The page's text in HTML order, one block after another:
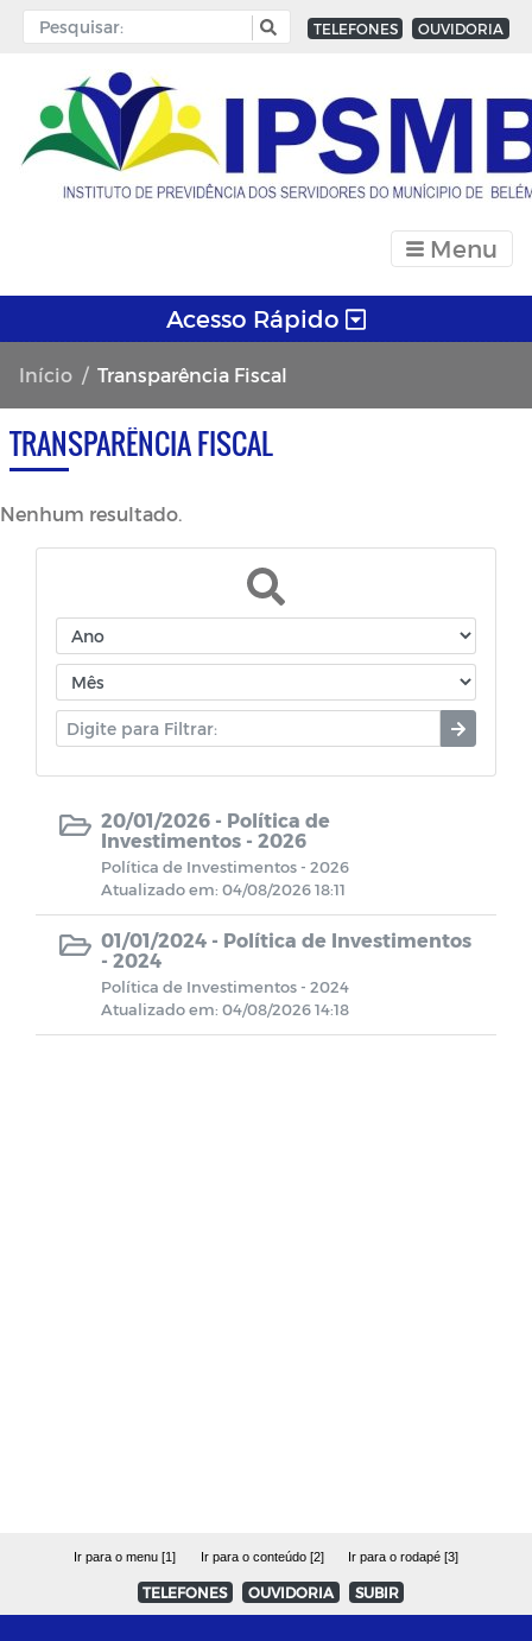
TELEFONES OUVIDORIA
Menu
Acesso Rápido
Início Transparência Fiscal
TRANSPARÊNCIA FISCAL
Nenhum resultado.
Ir para o menu [1] Ir para o conteúdo [2] Ir para o rodapé [3]
TELEFONES OUVIDORIA SUBIR